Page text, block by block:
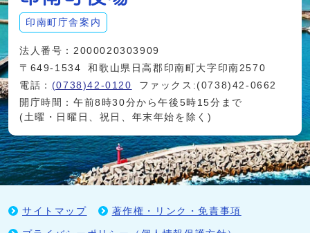
印南町庁舎案内
法人番号：2000020303909
〒649-1534
和歌山県日高郡印南町大字印南2570
電話： (0738)42-0120
ファックス:(0738)42-0662
開庁時間：午前8時30分から午後5時15分まで
(土曜・日曜日、祝日、年末年始を除く)
サイトマップ 著作権・リンク・免責事項